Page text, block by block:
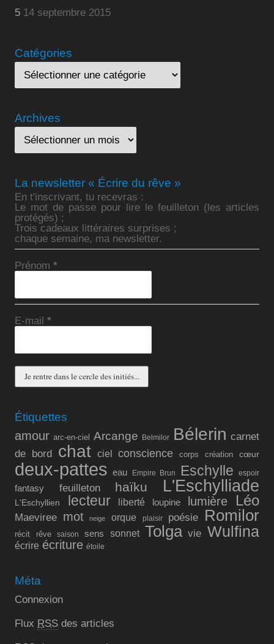
5 14 septembre 2015
Catégories
Archives
La newsletter « Écrire du rêve »
En t'inscrivant, tu recevras :
Le mot de passe pour lire le feuilleton (les articles
protégés) ;
Trois cadeaux littéraires surprises ;
chaque semaine, ma newsletter.
Prénom*
E-mail*
Étiquettes
amour arc-en-ciel Arcange Belmilor Bélerin carnet
de bord chat ciel conscience corps création cœur
deux-pattes eau Empire Brun Eschylle espoir
fantasy feuilleton haïku L'Eschylliade
L'Eschyllien lecteur liberté loupine lumière Léo
Maeviree mot neige orque plaisir poésie Romilor
récit rêve saison sens sonnet Tolga vie Wulfina
écrire écriture étoile
Méta
Connexion
Flux RSS des articles